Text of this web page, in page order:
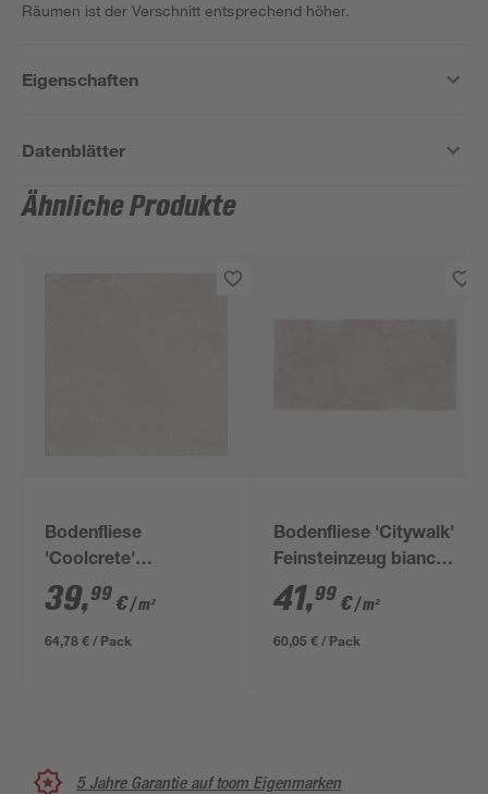
Räumen ist der Verschnitt entsprechend höher.
Eigenschaften
Datenblätter
Ähnliche Produkte
Bodenfliese
'Coolcrete'
Feinsteinzeug weiß 90
x 90 x 0,9 cm
39,99 €/ m²
64,78 € / Pack
Bodenfliese 'Citywalk'
Feinsteinzeug bianco
matt 59,5 x 119 cm
41,99 €/ m²
60,05 € / Pack
5 Jahre Garantie auf toom Eigenmarken